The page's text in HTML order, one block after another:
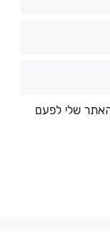
שלי לפעם